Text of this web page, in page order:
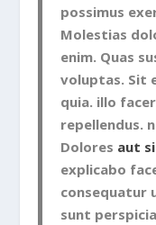
possimus
Molestias
enim. Quas
voluptas. Sit
quia. illo
repellendus.
Dolores aut
explicabo
consequatur
sunt